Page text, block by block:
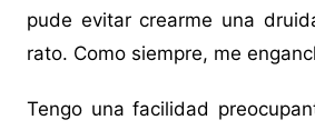
pude evitar crearme una
rato. Como siempre, me
Tengo una facilidad